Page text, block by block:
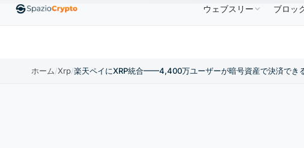
↑1.10% EthereumETH $0.9991 ↑0.00% BNBBNB $586.64
ウェブスリー ブロッ
ホーム/Xrp/楽天ペイにXRP統合——4,400万ユーザーが暗号資産で決済でき